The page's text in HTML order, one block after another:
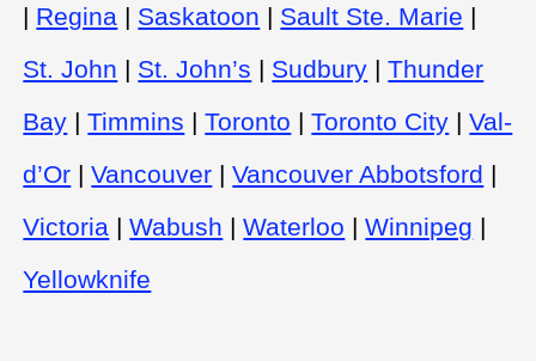
| Regina | Saskatoon | Sault Ste. Marie |
St. John | St. John’s | Sudbury |Thunder
Bay |Timmins |Toronto |Toronto City |Val-
d’Or |Vancouver |Vancouver Abbotsford |
Victoria |Wabush |Waterloo |Winnipeg |
Yellowknife